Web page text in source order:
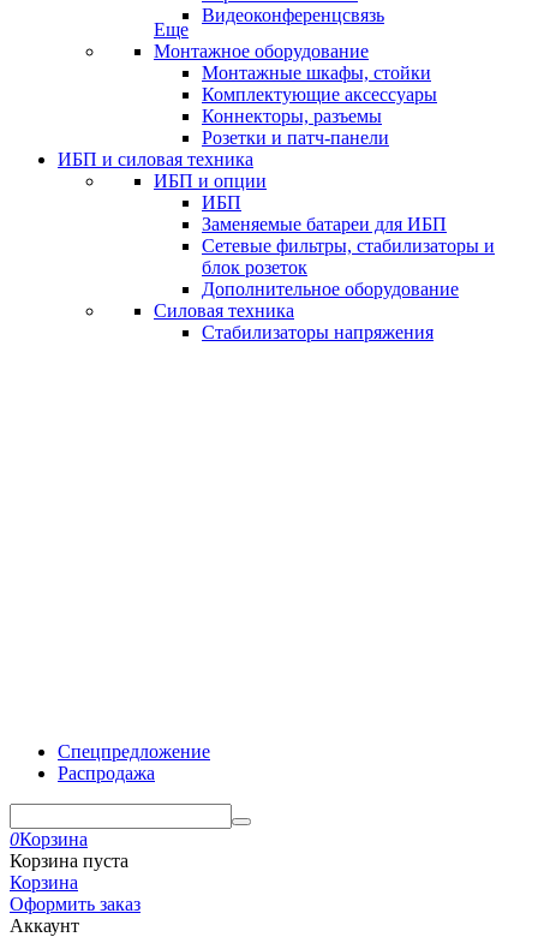
Видеоконференцсвязь
Еще
Монтажное оборудование
Монтажные шкафы, стойки
Комплектующие аксессуары
Коннекторы, разъемы
Розетки и патч-панели
ИБП и силовая техника
ИБП и опции
ИБП
Заменяемые батареи для ИБП
Сетевые фильтры, стабилизаторы и
блок розеток
Дополнительное оборудование
Силовая техника
Стабилизаторы напряжения
Спецпредложение
Распродажа
0Корзина
Корзина пуста
Корзина
Оформить заказ
Аккаунт